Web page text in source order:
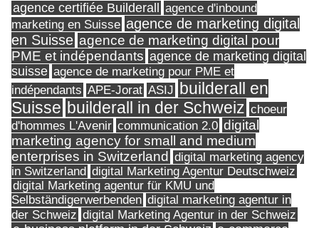
agence certifiée Builderall
agence d'inbound
marketing en Suisse agence de marketing digital
en Suisse agence de marketing digital pour
PME et indépendants agence de marketing digital
suisse agence de marketing pour PME et
indépendants APE-Jorat ASIJ builderall en
Suisse builderall in der Schweiz choeur
d'hommes L'Avenir communication 2.0 digital
marketing agency for small and medium
enterprises in Switzerland digital marketing agency
in Switzerland digital Marketing Agentur Deutschweiz
digital Marketing agentur für KMU und
Selbständigerwerbenden digital marketing agentur in
der Schweiz digital Marketing Agentur in der Schweiz